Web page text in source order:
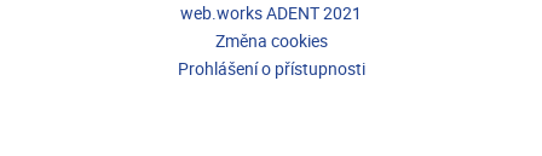
web.worksADENT2021
Změna cookies
Prohlášení o přístupnosti